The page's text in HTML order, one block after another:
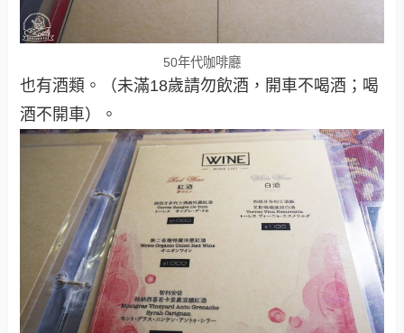
50年代咖啡廳
也有酒類。（未滿18歲請勿飲酒，開車不喝酒；喝
酒不開車）。